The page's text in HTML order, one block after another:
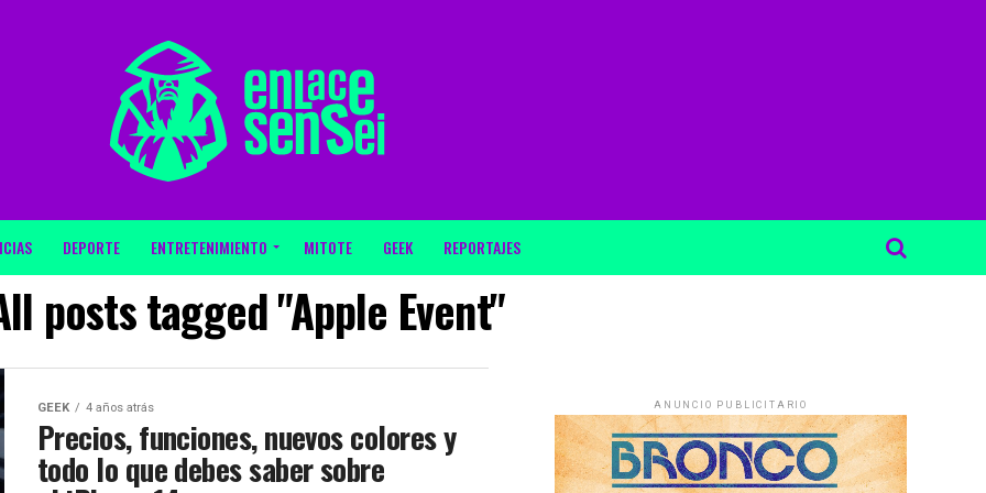
DEPORTE ENTRETENIMIENTO MITOTE GEEK REPORTAJES
posts tagged "Apple Event"
GEEK 4 años atrás
Precios, funciones, nuevos colores y
todo lo que debes saber sobre
ANUNCIO PUBLICITARIO